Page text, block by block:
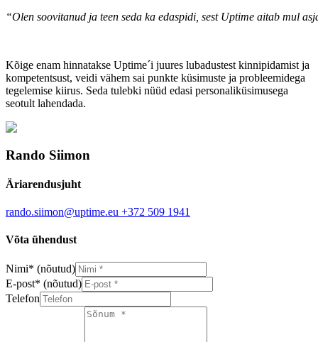
“Olen soovitanud ja teen seda ka edaspidi, sest Uptime aitab mul
Kõige enam hinnatakse Uptime´i juures lubadustest kinnipidamist ja
kompetentsust, veidi vähem sai punkte küsimuste ja probleemidega
tegelemise kiirus. Seda tulebki nüüd edasi personaliküsimusega
seotult lahendada.
Rando Siimon
Äriarendusjuht
rando.siimon@uptime.eu +372 509 1941
Võta ühendust
Nimi* (nõutud)
E-post* (nõutud)
Telefon